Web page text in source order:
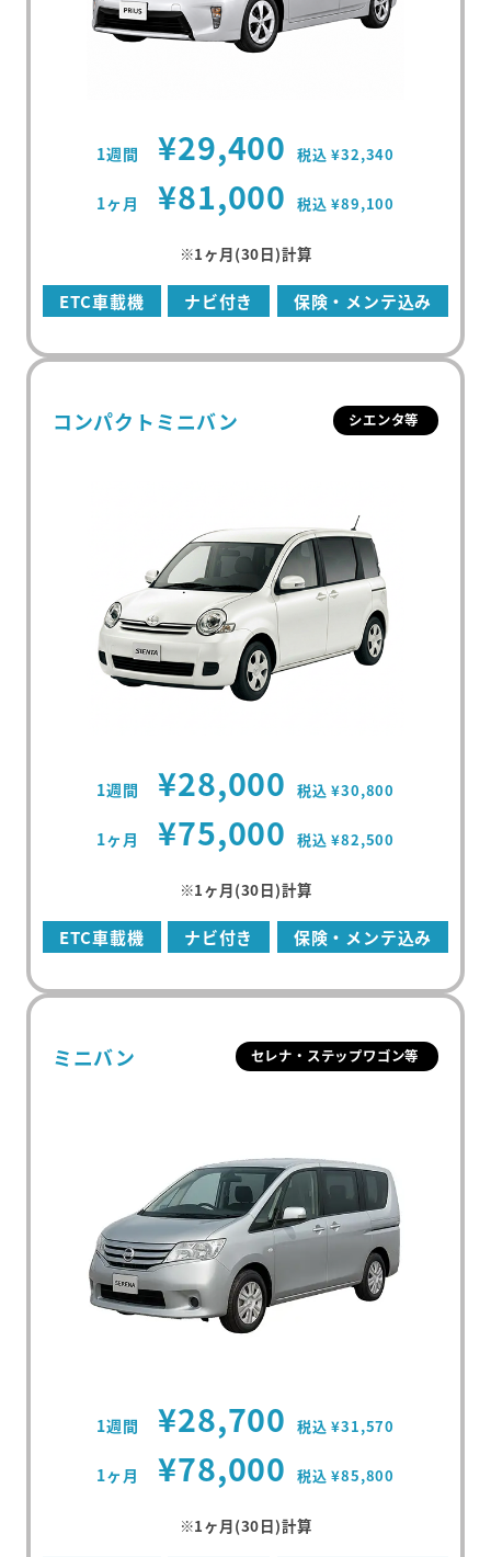
1週間 ¥29,400 税込 ¥32,340
1ヶ月 ¥81,000 税込 ¥89,100
※1ヶ月(30日)計算
ETC車載機 ナビ付き 保険・メンテ込み
コンパクトミニバン シエンタ等
1週間 ¥28,000 税込 ¥30,800
1ヶ月 ¥75,000 税込 ¥82,500
※1ヶ月(30日)計算
ETC車載機 ナビ付き 保険・メンテ込み
ミニバン セレナ・ステップワゴン等
1週間 ¥28,700 税込 ¥31,570
1ヶ月 ¥78,000 税込 ¥85,800
※1ヶ月(30日)計算